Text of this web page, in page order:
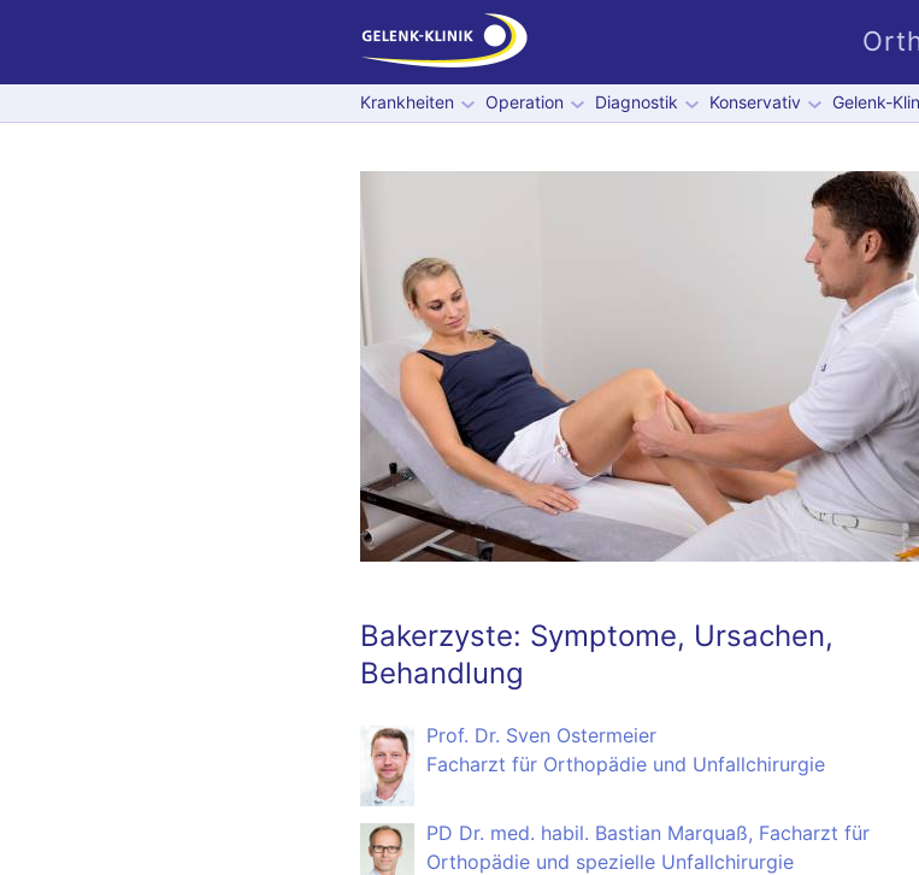
Krankheiten Operation Diagnostik Konservativ Gelenk-
Bakerzyste: Symptome, Ursachen,
Behandlung
Prof. Dr. Sven Ostermeier
Facharzt für Orthopädie und Unfallchirurgie
PD Dr. med. habil. Bastian Marquaß, Facharzt für
Orthopädie und spezielle Unfallchirurgie